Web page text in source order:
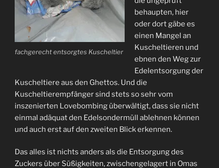
fachgerecht entsorgtes Kuscheltier
behaupten, hier
oder dort gäbe es
einen Mangel an
Kuscheltieren und
ebnen den Weg zur
Edelentsorgung der
Kuscheltiere aus den Ghettos. Und die
Kuscheltierempfänger sind stets so sehr vom
inszenierten Lovebombing überwältigt, dass sie nicht
einmal adäquat den Edelsondermüll ablehnen können
und auch erst auf den zweiten Blick erkennen.
Das alles ist nichts anders als die Entsorgung des
Zuckers über Süßigkeiten, zwischengelagert in Omas